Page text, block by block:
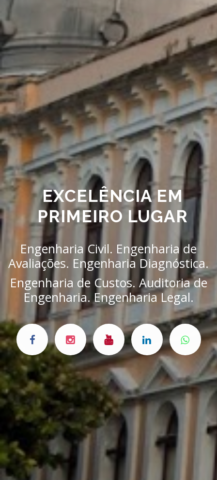
EXCELÊNCIA EM
PRIMEIRO LUGAR
Engenharia Civil. Engenharia de
Avaliações. Engenharia Diagnóstica.
Engenharia de Custos. Auditoria de
Engenharia. Engenharia Legal.